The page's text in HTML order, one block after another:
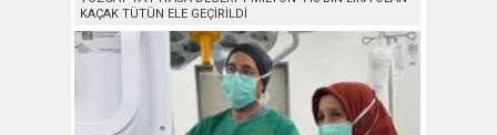
KAÇAK TÜTÜN ELE GEÇİRİLDİ